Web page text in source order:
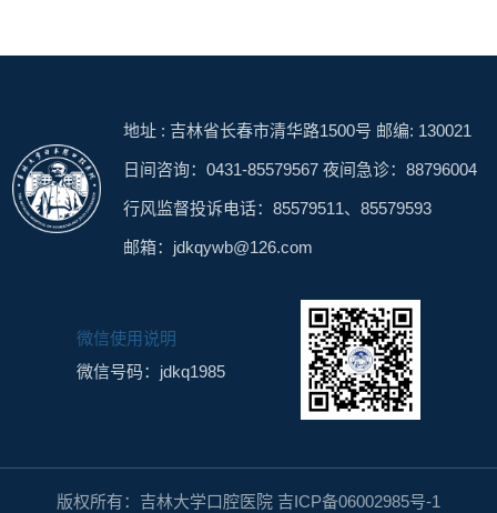
地址 : 吉林省长春市清华路1500号 邮编: 130021
日间咨询：0431-85579567 夜间急诊：88796004
行风监督投诉电话：85579511、85579593
邮箱：jdkqywb@126.com
微信使用说明
微信号码：jdkq1985
版权所有：吉林大学口腔医院 吉ICP备06002985号-1